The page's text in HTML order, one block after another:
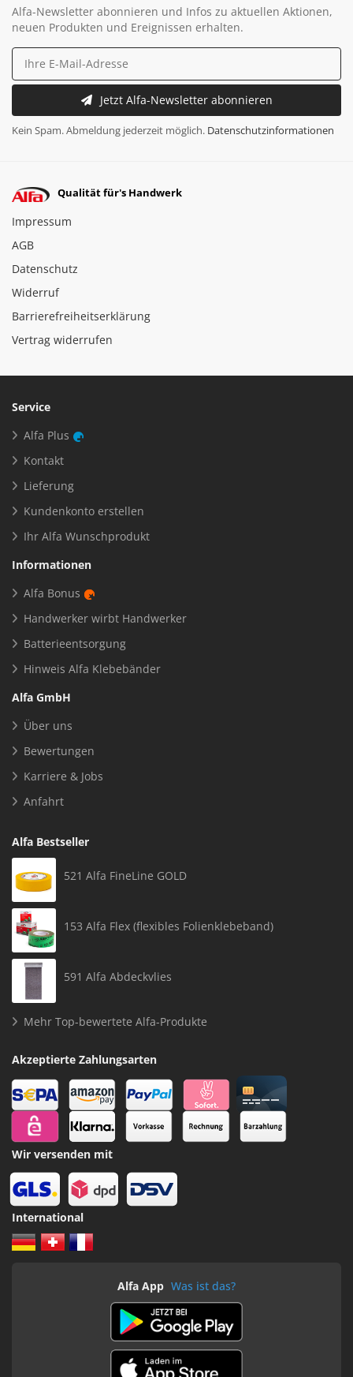
Alfa-Newsletter abonnieren und Infos zu aktuellen Aktionen,
neuen Produkten und Ereignissen erhalten.
Jetzt Alfa-Newsletter abonnieren
Kein Spam. Abmeldung jederzeit möglich. Datenschutzinformationen
Qualität für's Handwerk
Impressum
AGB
Datenschutz
Widerruf
Barrierefreiheitserklärung
Vertrag widerrufen
Service
Alfa Plus
Kontakt
Lieferung
Kundenkonto erstellen
Ihr Alfa Wunschprodukt
Informationen
Alfa Bonus
Handwerker wirbt Handwerker
Batterieentsorgung
Hinweis Alfa Klebebänder
Alfa GmbH
Über uns
Bewertungen
Karriere & Jobs
Anfahrt
Alfa Bestseller
521 Alfa FineLine GOLD
153 Alfa Flex (flexibles Folienklebeband)
591 Alfa Abdeckvlies
Mehr Top-bewertete Alfa-Produkte
Akzeptierte Zahlungsarten
Wir versenden mit
International
Alfa App Was ist das?